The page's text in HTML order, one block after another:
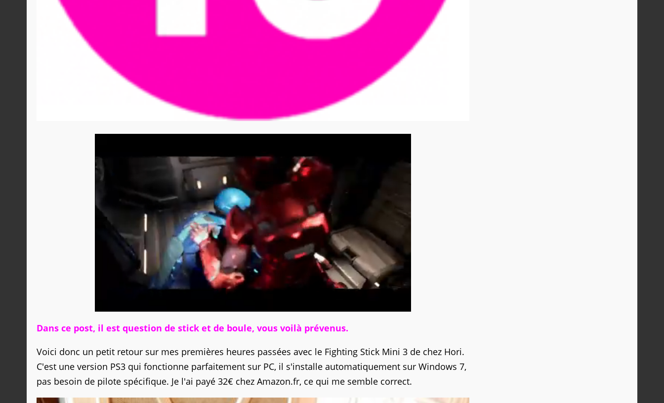
Dans ce post, il est question de stick et de boule, vous voilà prévenus.
Voici donc un petit retour sur mes premières heures passées avec le Fighting Stick Mini 3 de chez Hori.
C'est une version PS3 qui fonctionne parfaitement sur PC, il s'installe automatiquement sur Windows 7,
pas besoin de pilote spécifique. Je l'ai payé 32€ chez Amazon.fr, ce qui me semble correct.